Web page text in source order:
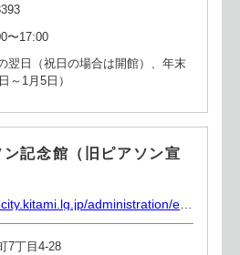
〜17:00
翌日（祝日の場合は開館）、年末
～1月5日）
ン記念館（旧ピアソン宣
administration/education/detail.php?content=9568
7丁目4-28